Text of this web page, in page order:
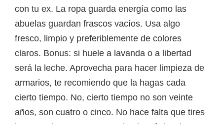
con tu ex. La ropa guarda energía como las
abuelas guardan frascos vacíos. Usa algo
fresco, limpio y preferiblemente de colores
claros. Bonus: si huele a lavanda o a libertad
será la leche. Aprovecha para hacer limpieza de
armarios, te recomiendo que la hagas cada
cierto tiempo. No, cierto tiempo no son veinte
años, son cuatro o cinco. No hace falta que tires